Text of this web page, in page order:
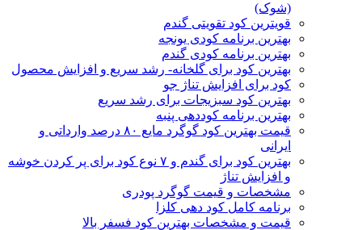
(شوک)
قویترین کود تقویتی گندم
بهترین برنامه کودی یونجه
بهترین برنامه کودی گندم
بهترین کود برای گلخانه- رشد سریع و افزایش محصول
کود برای افزایش تناژ جو
بهترین کود سبزیجات برای رشد سریع
بهترین برنامه کوددهی پنبه
قیمت بهترین کود گوگرد مایع ۸۰ درصد وارداتی و
ایرانی
بهترین کود برای گندم و ۷ نوع کود برای پر کردن خوشه
و افزایش تناژ
مشخصات و قیمت گوگرد پودری
برنامه کامل کود دهی کلزا
قیمت و مشخصات بهترین کود فسفر بالا